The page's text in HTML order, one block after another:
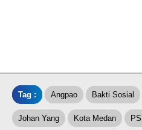
Tag : Angpao Bakti Sosial
Johan Yang Kota Medan